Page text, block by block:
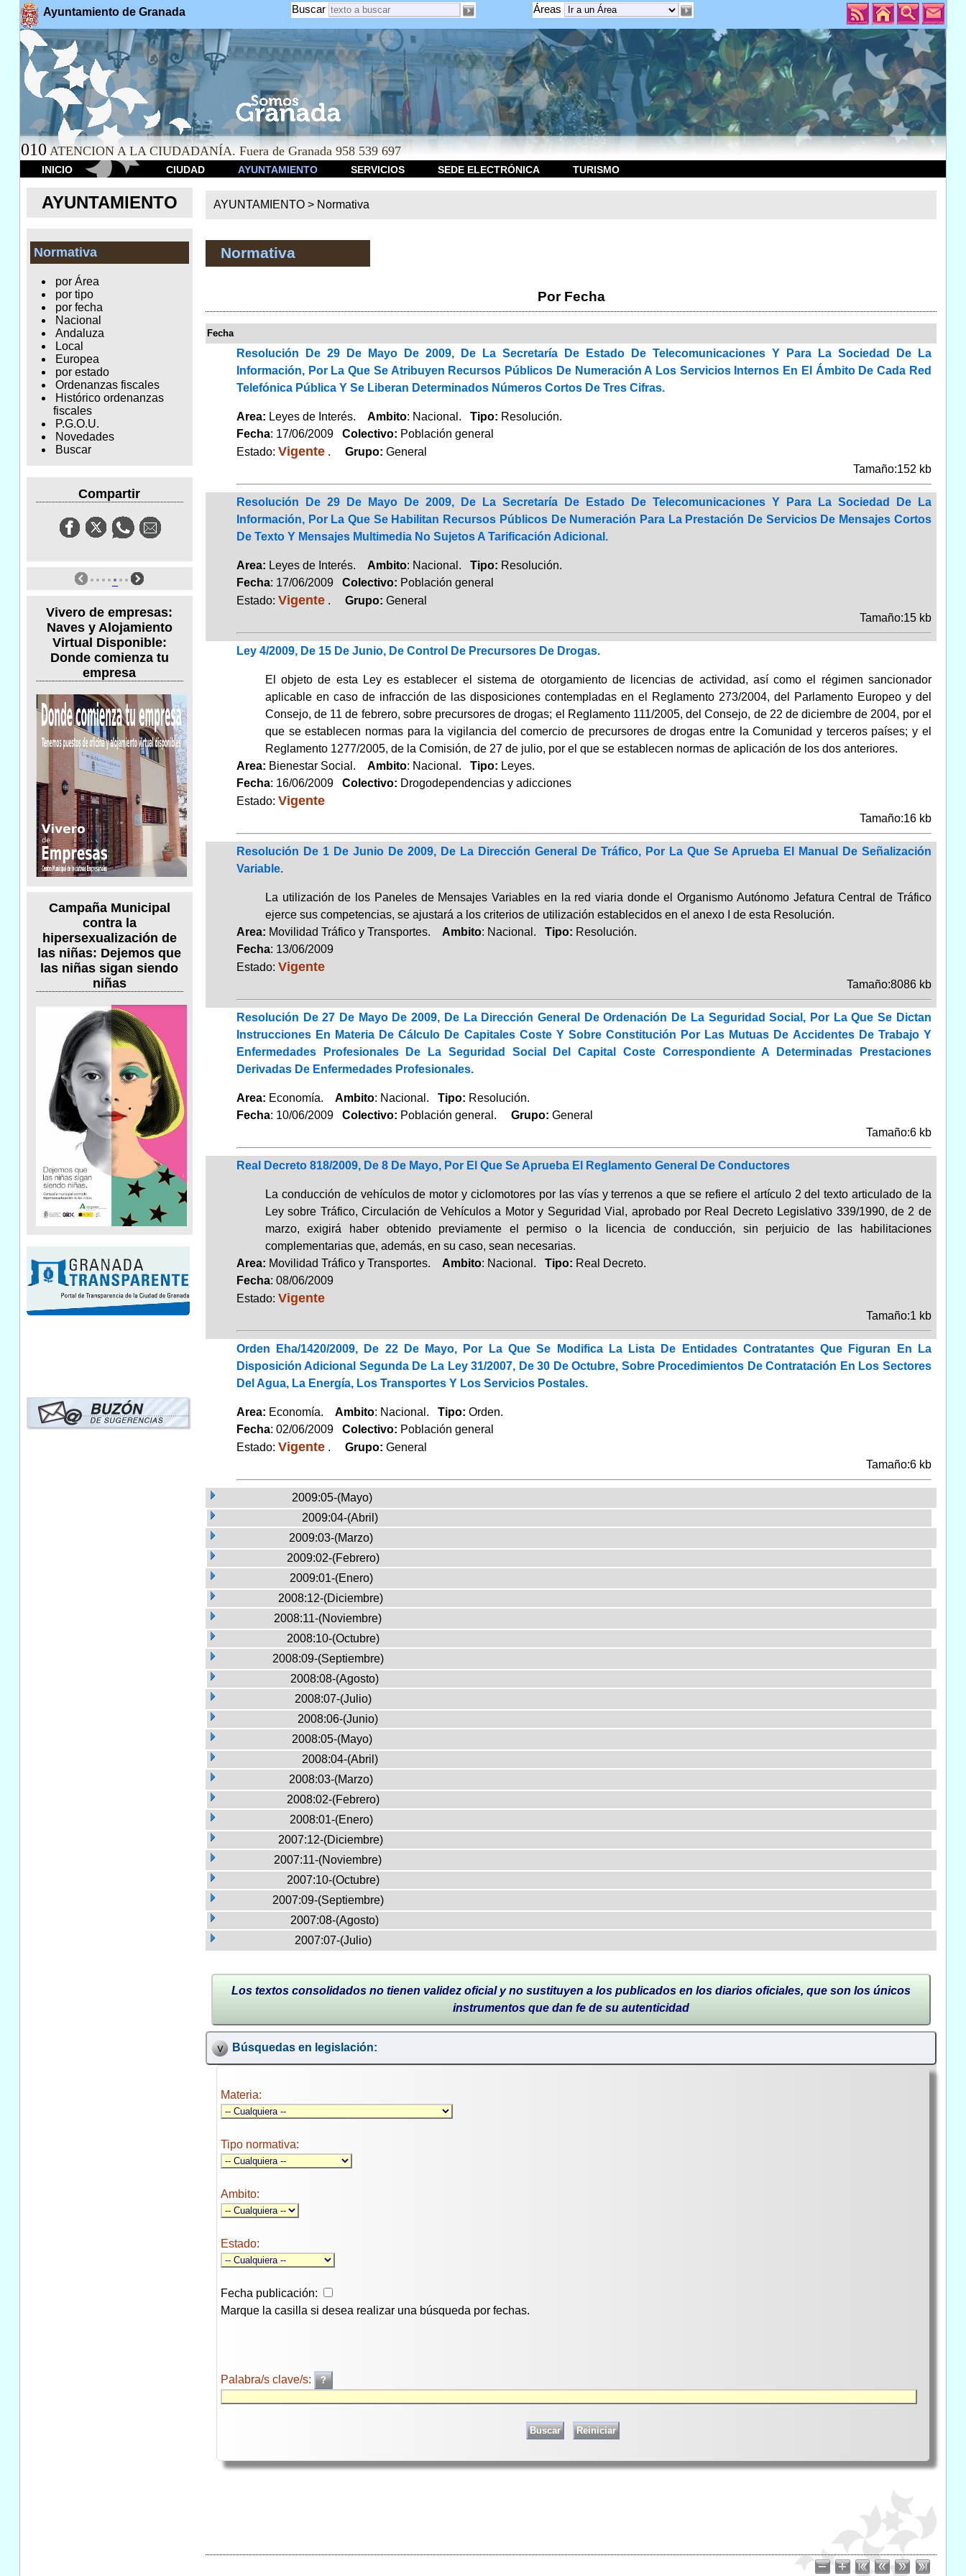
Ayuntamiento de Granada Áreas
Buscar
010 ATENCION A LA CIUDADANÍA. Fuera de Granada 958 539 697
INICIO CIUDAD AYUNTAMIENTO SERVICIOS SEDE ELECTRÓNICA TURISMO
AYUNTAMIENTO
Normativa
por Área
por tipo
por fecha
Nacional
Andaluza
Local
Europea
por estado
Ordenanzas fiscales
Histórico ordenanzas
fiscales
P.G.O.U.
Novedades
Buscar
Compartir
Vivero de empresas:
Naves y Alojamiento
Virtual Disponible:
Donde comienza tu
empresa
Campaña Municipal
contra la
hipersexualización de
las niñas: Dejemos que
las niñas sigan siendo
niñas
AYUNTAMIENTO > Normativa
Normativa
Por Fecha
Fecha
Resolución De 29 De Mayo De 2009, De La Secretaría De Estado De Telecomunicaciones Y Para La Sociedad De La
Información, Por La Que Se Atribuyen Recursos Públicos De Numeración A Los Servicios Internos En El Ámbito De Cada Red
Telefónica Pública Y Se Liberan Determinados Números Cortos De Tres Cifras.
Area: Leyes de Interés. Ambito: Nacional. Tipo: Resolución.
Fecha: 17/06/2009Colectivo: Población general
Estado: Vigente. Grupo: General
Tamaño:152 kb
Resolución De 29 De Mayo De 2009, De La Secretaría De Estado De Telecomunicaciones Y Para La Sociedad De La
Información, Por La Que Se Habilitan Recursos Públicos De Numeración Para La Prestación De Servicios De Mensajes Cortos
De Texto Y Mensajes Multimedia No Sujetos A Tarificación Adicional.
Area: Leyes de Interés. Ambito: Nacional. Tipo: Resolución.
Fecha: 17/06/2009Colectivo: Población general
Estado: Vigente. Grupo: General
Tamaño:15 kb
Ley 4/2009, De 15 De Junio, De Control De Precursores De Drogas.
El objeto de esta Ley es establecer el sistema de otorgamiento de licencias de actividad, así como el régimen sancionador
aplicable en caso de infracción de las disposiciones contempladas en el Reglamento 273/2004, del Parlamento Europeo y del
Consejo, de 11 de febrero, sobre precursores de drogas; el Reglamento 111/2005, del Consejo, de 22 de diciembre de 2004, por el
que se establecen normas para la vigilancia del comercio de precursores de drogas entre la Comunidad y terceros países; y el
Reglamento 1277/2005, de la Comisión, de 27 de julio, por el que se establecen normas de aplicación de los dos anteriores.
Area: Bienestar Social. Ambito: Nacional. Tipo: Leyes.
Fecha: 16/06/2009Colectivo: Drogodependencias y adicciones
Estado: Vigente
Tamaño:16 kb
Resolución De 1 De Junio De 2009, De La Dirección General De Tráfico, Por La Que Se Aprueba El Manual De Señalización
Variable.
La utilización de los Paneles de Mensajes Variables en la red viaria donde el Organismo Autónomo Jefatura Central de Tráfico
ejerce sus competencias, se ajustará a los criterios de utilización establecidos en el anexo I de esta Resolución.
Area: Movilidad Tráfico y Transportes. Ambito: Nacional. Tipo: Resolución.
Fecha: 13/06/2009
Estado: Vigente
Tamaño:8086 kb
Resolución De 27 De Mayo De 2009, De La Dirección General De Ordenación De La Seguridad Social, Por La Que Se Dictan
Instrucciones En Materia De Cálculo De Capitales Coste Y Sobre Constitución Por Las Mutuas De Accidentes De Trabajo Y
Enfermedades Profesionales De La Seguridad Social Del Capital Coste Correspondiente A Determinadas Prestaciones
Derivadas De Enfermedades Profesionales.
Area: Economía. Ambito: Nacional. Tipo: Resolución.
Fecha: 10/06/2009Colectivo: Población general. Grupo: General
Tamaño:6 kb
Real Decreto 818/2009, De 8 De Mayo, Por El Que Se Aprueba El Reglamento General De Conductores
La conducción de vehículos de motor y ciclomotores por las vías y terrenos a que se refiere el artículo 2 del texto articulado de la
Ley sobre Tráfico, Circulación de Vehículos a Motor y Seguridad Vial, aprobado por Real Decreto Legislativo 339/1990, de 2 de
marzo, exigirá haber obtenido previamente el permiso o la licencia de conducción, sin perjuicio de las habilitaciones
complementarias que, además, en su caso, sean necesarias.
Area: Movilidad Tráfico y Transportes. Ambito: Nacional. Tipo: Real Decreto.
Fecha: 08/06/2009
Estado: Vigente
Tamaño:1 kb
Orden Eha/1420/2009, De 22 De Mayo, Por La Que Se Modifica La Lista De Entidades Contratantes Que Figuran En La
Disposición Adicional Segunda De La Ley 31/2007, De 30 De Octubre, Sobre Procedimientos De Contratación En Los Sectores
Del Agua, La Energía, Los Transportes Y Los Servicios Postales.
Area: Economía. Ambito: Nacional. Tipo: Orden.
Fecha: 02/06/2009Colectivo: Población general
Estado: Vigente. Grupo: General
Tamaño:6 kb
2009:05-(Mayo)
2009:04-(Abril)
2009:03-(Marzo)
2009:02-(Febrero)
2009:01-(Enero)
2008:12-(Diciembre)
2008:11-(Noviembre)
2008:10-(Octubre)
2008:09-(Septiembre)
2008:08-(Agosto)
2008:07-(Julio)
2008:06-(Junio)
2008:05-(Mayo)
2008:04-(Abril)
2008:03-(Marzo)
2008:02-(Febrero)
2008:01-(Enero)
2007:12-(Diciembre)
2007:11-(Noviembre)
2007:10-(Octubre)
2007:09-(Septiembre)
2007:08-(Agosto)
2007:07-(Julio)
Los textos consolidados no tienen validez oficial y no sustituyen a los publicados en los diarios oficiales, que son los únicos
instrumentos que dan fe de su autenticidad
Búsquedas en legislación:
Materia:
Tipo normativa:
Ambito:
Estado:
Fecha publicación:
Marque la casilla si desea realizar una búsqueda por fechas.
Palabra/s clave/s: